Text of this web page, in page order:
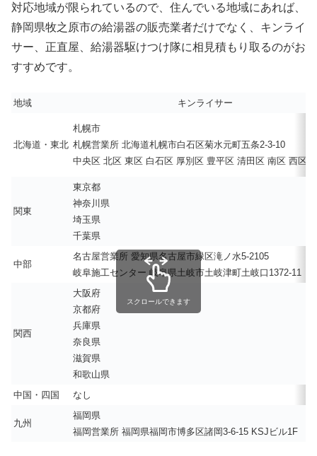
対応地域が限られているので、住んでいる地域にあれば、
静岡県牧之原市の給湯器の販売業者だけでなく、キンライ
サー、正直屋、給湯器駆けつけ隊に相見積もり取るのがお
すすめです。
地域 キンライサー
北海道・東北
札幌市
札幌営業所 北海道札幌市白石区菊水元町五条2-3-10
中央区 北区 東区 白石区 厚別区 豊平区 清田区 南区 西区
関東
東京都
神奈川県
埼玉県
千葉県
中部
名古屋営業所 愛知県名古屋市緑区滝ノ水5-2105
岐阜施工センター 岐阜県土岐市土岐津町土岐口1372-11
関西
大阪府
京都府
兵庫県
奈良県
滋賀県
和歌山県
中国・四国
なし
九州
福岡県
福岡営業所 福岡県福岡市博多区諸岡3-6-15 KSJビル1F
スクロールできます